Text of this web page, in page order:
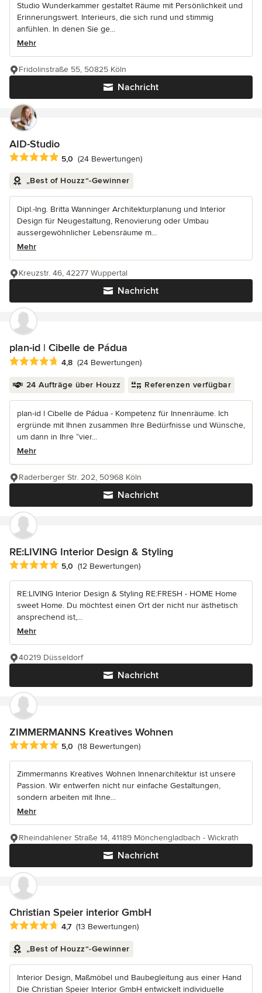
Studio Wunderkammer gestaltet Räume mit Persönlichkeit und
Erinnerungswert. Interieurs, die sich rund und stimmig
anfühlen. In denen Sie ge...
Mehr
Nachricht
Fridolinstraße 55, 50825 Köln
AID-Studio
Durchschnittliche Bewertung: 5 von 5 Sternen
5,0 (24 Bewertungen)
„Best of Houzz“-Gewinner
Dipl.-Ing. Britta Wanninger Architekturplanung und Interior
Design für Neugestaltung, Renovierung oder Umbau
aussergewöhnlicher Lebensräume m...
Mehr
Nachricht
Kreuzstr. 46, 42277 Wuppertal
plan-id | Cibelle de Pádua
Durchschnittliche Bewertung: 4.8 von 5 Sternen
4,8 (24 Bewertungen)
24 Aufträge über Houzz Referenzen verfügbar
plan-id l Cibelle de Pádua - Kompetenz für Innenräume. Ich
ergründe mit Ihnen zusammen Ihre Bedürfnisse und Wünsche,
um dann in Ihre “vier...
Mehr
Nachricht
Raderberger Str. 202, 50968 Köln
RE:LIVING Interior Design & Styling
Durchschnittliche Bewertung: 5 von 5 Sternen
5,0 (12 Bewertungen)
RE:LIVING Interior Design & Styling RE:FRESH - HOME Home
sweet Home. Du möchtest einen Ort der nicht nur ästhetisch
ansprechend ist,...
Mehr
Nachricht
40219 Düsseldorf
ZIMMERMANNS Kreatives Wohnen
Durchschnittliche Bewertung: 5 von 5 Sternen
5,0 (18 Bewertungen)
Zimmermanns Kreatives Wohnen Innenarchitektur ist unsere
Passion. Wir entwerfen nicht nur einfache Gestaltungen,
sondern arbeiten mit Ihne...
Mehr
Nachricht
Rheindahlener Straße 14, 41189 Mönchengladbach - Wickrath
Christian Speier interior GmbH
Durchschnittliche Bewertung: 4.7 von 5 Sternen
4,7 (13 Bewertungen)
„Best of Houzz“-Gewinner
Interior Design, Maßmöbel und Baubegleitung aus einer Hand
Die Christian Speier Interior GmbH entwickelt individuelle